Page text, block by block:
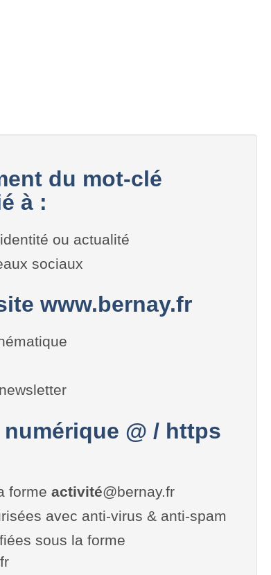
du mot-clé
à :
ou actualité
sociaux
www.bernay.fr
@ / https
forme activité@bernay.fr
avec anti-virus & anti-spam
sous la forme